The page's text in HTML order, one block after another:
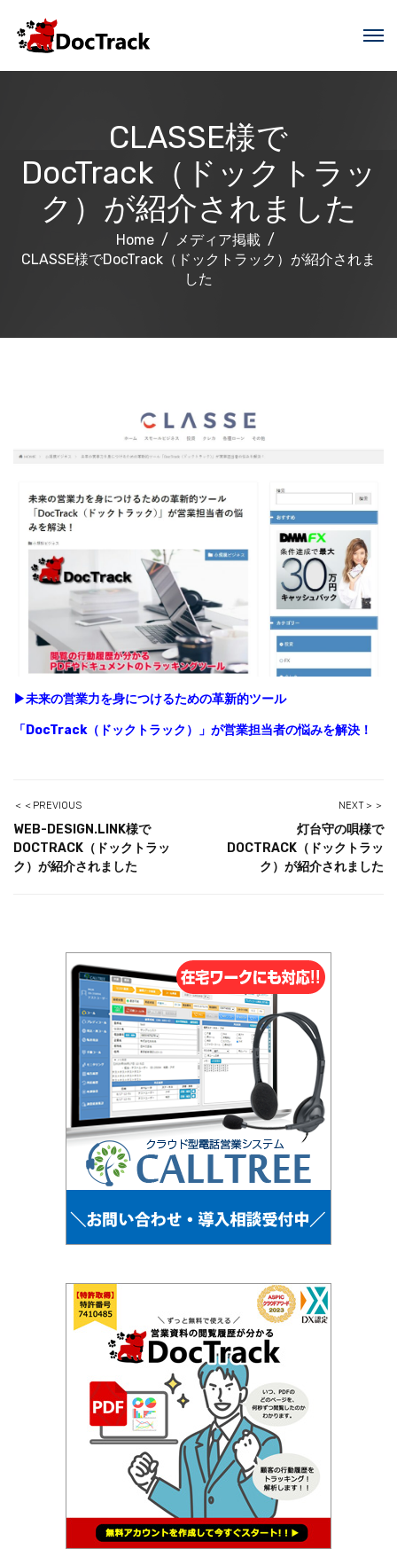
CLASSE様で
DocTrack（ドックトラッ
ク）が紹介されました
Home
メディア掲載
CLASSE様でDocTrack（ドックトラック）が紹介されま
した
▶未来の営業力を身につけるための革新的ツール
「DocTrack（ドックトラック）」が営業担当者の悩みを解決！
＜＜PREVIOUS
WEB-DESIGN.LINK様で
DOCTRACK（ドックトラッ
ク）が紹介されました
NEXT＞＞
灯台守の唄様で
DOCTRACK（ドックトラッ
ク）が紹介されました